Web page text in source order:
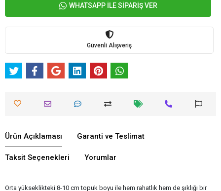
WHATSAPP İLE SİPARİŞ VER
Güvenli Alışveriş
Ürün Açıklaması Garanti ve Teslimat
Taksit Seçenekleri Yorumlar
Orta yükseklikteki 8-10 cm topuk boyu ile hem rahatlık hem de şıklığı bir